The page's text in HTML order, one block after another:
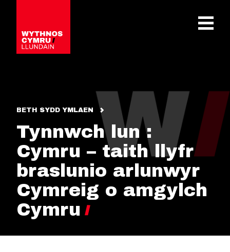
OPEN
BETH SYDD YMLAEN
Tynnwch lun :
Cymru – taith llyfr
braslunio arlunwyr
Cymreig o amgylch
Cymru